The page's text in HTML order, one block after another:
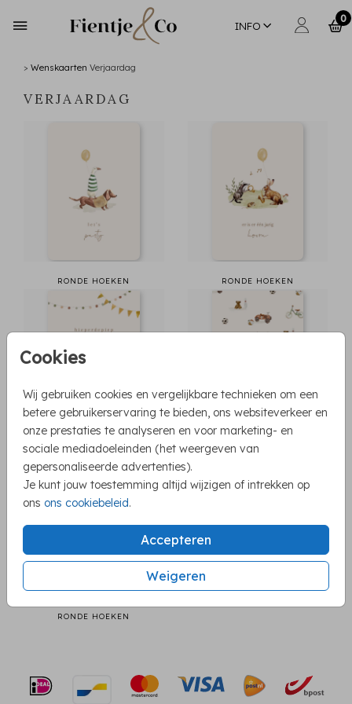
INFO
0
Cookies
Wij gebruiken cookies en vergelijkbare technieken om een
betere gebruikerservaring te bieden, ons websiteverkeer en
onze prestaties te analyseren en voor marketing- en
sociale mediadoeleinden (het weergeven van
gepersonaliseerde advertenties).
Je kunt jouw toestemming altijd wijzigen of intrekken op
ons ons cookiebeleid.
Accepteren
Weigeren
> Wenskaarten Verjaardag
VERJAARDAG
RONDE HOEKEN RONDE HOEKEN
RONDE HOEKEN